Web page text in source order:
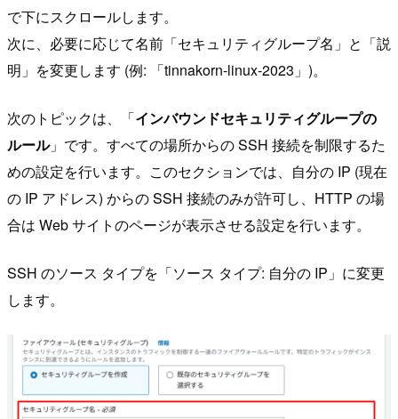
で下にスクロールします。
次に、必要に応じて名前「セキュリティグループ名」と「説
明」を変更します (例: 「tinnakorn-linux-2023」)。
次のトピックは、「インバウンドセキュリティグループの
ルール」です。すべての場所からの SSH 接続を制限するた
めの設定を行います。このセクションでは、自分の IP (現在
の IP アドレス) からの SSH 接続のみが許可し、HTTP の場
合は Web サイトのページが表示させる設定を行います。
SSH のソース タイプを「ソース タイプ: 自分の IP」に変更
します。